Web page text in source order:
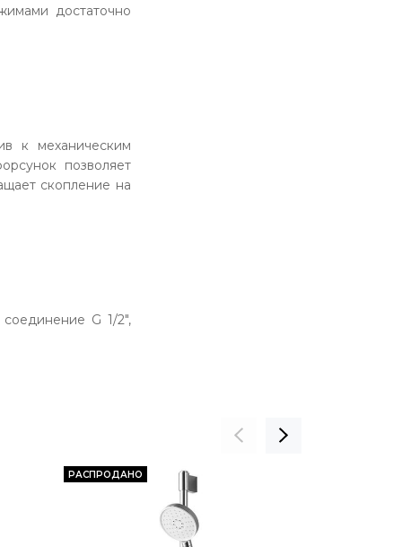
достаточно
к механическим
позволяет
скопление на
G 1/2",
РАСПРОДАНО